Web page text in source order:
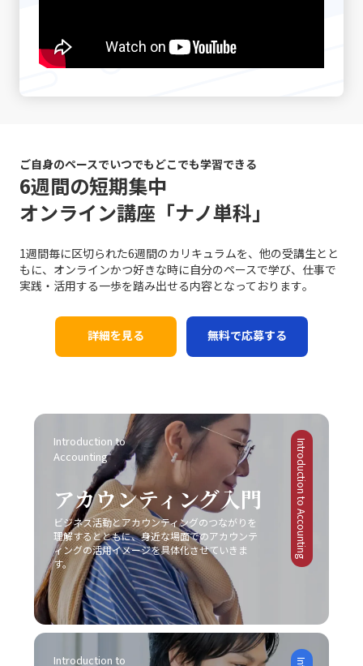
るために、日常的に論理的思考をトレーニングすることが
重要です。論理的に物事を整理し、因果関係を明確にする
多くのビジネスシーンで応用可能であり、適切に実践する
ことで、業務効率やチームの生産性の向上につながりま
す。経験に基づく実践例を参考に、各自の環境に合った方
法を柔軟に取り入れる姿勢が求められます。 まとめ 以上
は、単なる一方的な問題ではなく、双方の認識のズレや情
報伝達の不備、さらには思考の整理不足から来る複合的な
現象です。特に「仕事で話が噛み合わない人との対処法」
す。まず、会議や打ち合わせの場では、前提条件の確認や
具体的な言葉選び、相手の理解度を逐一確認する姿勢が求
められます。次に、必要に応じて一度話を持ち帰り、冷静
ション能力の向上に直結します。これにより、仕事で話が
噛み合わない状況を未然に防ぎ、また発生した場合にも迅
速かつ効果的に対処できる基盤を作ることが可能となりま
す。最終的に、若手ビジネスマンにとって重要なのは、一
方的なコミュニケーションではなく、双方の意図や認識を
共有しあう姿勢です。今回ご紹介したポイントを実践し、
「仕事で話が噛み合わない人との対処法」を日常の業務に
取り入れることで、組織内の信頼関係の再構築や業務効率
の向上を実現できるでしょう。常に自己のコミュニケーシ
ョンスキルを磨き、効果的な意思疎通を心がけることが、
ビジネスパーソンとしての成長に直結する重要な要素とな
ります。
のバイアスにも気を付ける必要があります。各個人が持つ
固定概念や先入観は、意図しない誤解やコミュニケーショ
に正しいという前提に立たず、相手の立場や背景を十分に
も多い一方で、相手の感情に寄り添うことも必要不可欠で
す。論理だけでは伝え切れない部分や、感情を込めた発信
が不足していると、相手の共感を得ることが難しくなり、
結果的に意思疎通がうまくいかない可能性があります。こ
力」の現場においては、感情表現と論理的説明のバランス
を取るための訓練が不可欠です。 さらに、目的意識の欠如
にも注意が必要です。コミュニケーションは方法そのもの
手段です。目的が明確でないまま話を進めると、どれだけ
テクニックを駆使しても、受信者にとって重要なポイント
が伝わらず、業務上の成果に結び付かない場合がありま
がどのような「場」か、つまり使用する媒体や環境に応じ
た戦略も大切です。対面での会議、電話会議、メール、オ
ンラインミーティングなど、ツールや場面ごとに適したコ
ミュニケーションの方法が存在します。そのため、各媒体
の持つ特性や限界を理解し、状況に合わせた柔軟な対応が
必要不可欠となります。こうした注意点を踏まえて、自己
のコミュニケーション能力を継続的にブラッシュアップし
ていくことが、キャリアの成長に繋がるのです。 まとめ
本記事では、「ビジネスにおけるコミュニケーション能
力」における重要性と、その構成要素、さらには具体的な
現場での実践方法と注意点について解説しました。現代ビ
ジネスにおいて、コミュニケーションは単なる情報伝達で
はなく、相手に行動変容を促すための極めて高度なスキル
であり、論理的思考、感情表現、非言語的伝達、そして状
況に応じた柔軟な対応が求められます。特に、若手ビジネ
ンの戦い方」を模索する際、伝統的な戦略だけではなく、
デジタル技術の活用や情報分析に基づく意思決定が求めら
れるようになりました。 例えば、デジタルマーケティング
や宣伝方法とは一線を画す新たな方法として取り入れられ
ています。このように、レッドオーシャンの戦い方におい
ては、伝統的な戦略と最新のテクノロジーを融合させるこ
とで、競争優位性を確保する必要があるのです。 競争にお
ける成功事例と失敗事例 現実のビジネスシーンにおいて、
たります。成功した企業は、明確な戦略と確固たる差別
化、そして徹底したコスト管理を実践しています。たとえ
ば、コカ・コーラは新市場としてチューハイ・サワー市場
基づく戦略展開により、短期間で一定の市場シェアを獲得
しました。また、トヨタ自動車は常に「カイゼン」を徹底
フォン市場におけるモトローラの事例では、他社との差別
化に失敗し、急激な技術革新に乗り遅れて市場からの孤立
を招きました。また、日産自動車は過度なコスト削減施策
により品質低下とブランドイメージの低下を招いた結果、
激戦区でのシェア確保に大きな課題を突きつけられまし
た。これらの事例は、レッドオーシャンの戦い方において
は、単なるコスト削減や市場模倣だけでは不十分であり、
明確な差別化戦略と自社の独自性の追求が不可欠であるこ
とを示しています。 レッドオーシャンとブルーオーシャン
の使い分け レッドオーシャン市場における戦略と対比し
て、ブルーオーシャン戦略は競争のない新たな市場の創出
を目指すアプローチです。ブルーオーシャンでは、既存市
場の枠にとらわれずに新規需要を発掘することが重視され
るため、一見すると魅力的な選択肢に映ります。しかし、
どちらの戦略を採用するかは、自社の経営資源、強み、さ
を生むことになります。また、タスクが山積みになること
により、精神的・肉体的なストレスが急増する点にも十分
リア上の成長機会や重要なチャンスが逃されることにつな
がります。そのため、先延ばし癖は単なる個人的な問題に
留まらず、社会人としての基礎力や信頼性を左右する重大
な問題と言えます。 ここで特に留意すべきは、先延ばしの
いるという点です。完璧主義者は、全ての条件が整うのを
待ってから行動するため、結果としてタスクが無期限に先
延ばしにされる傾向があります。一方、失敗を恐れる心理
果として問題が先送りされる原因となります。こうした心
理的要因への正しいアプローチなくしては、「後回し癖の
改善」は達成しにくいと言えるでしょう。 また、ADHDの
切なサポートを受けながら、自己管理能力の向上を図るこ
とが求められます。このように、先延ばし癖の注意点は単
なる行動パターンの問題を超えて、複雑な心理的・環境的
要因が絡み合っているため、多角的な視点からの対策が必
要不可欠です。 ビジネス現場では、タスクを早期に処理す
る仕組みや、効率的なスケジュール管理システムの導入も
推奨されています。現代のITツールを活用し、リマインダ
ー機能やタイムマネジメントアプリを上手に利用すること
で、先延ばし癖を改善する一助となります。ただし、こう
したツールも万能ではなく、自身の内面的な問題と向き合
い、根本的な解決策を模索しなければ、「後回し癖 改善」
は真の意味で実現されないでしょう。 まとめ 「後回し癖
の改善」は、20代の若手ビジネスマンにとって極めて重要
なテーマです。タスクの先延ばしは、自己効力感の低下、
ご自身のペースでいつでもどこでも学習できる
6週間の短期集中
オンライン講座「ナノ単科」
1週間毎に区切られた6週間のカリキュラムを、他の受講生とと
もに、オンラインかつ好きな時に自分のペースで学び、仕事で
実践・活用する一歩を踏み出せる内容となっております｡
詳細を見る 無料で応募する
Introduction to
Accounting
アカウンティング入門
ビジネス活動とアカウンティングのつながりを
理解するとともに、身近な場面でのアカウンテ
ィングの活用イメージを具体化させていきま
す。
Introduction to Accounting
Introduction to